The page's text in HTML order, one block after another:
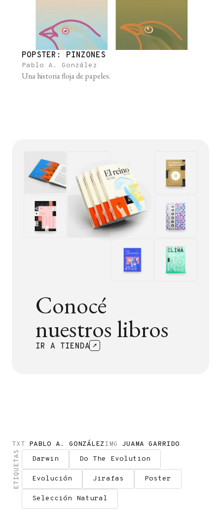
POPSTER: PINZONES
Pablo A. González
Una historia floja de papeles.
Conocé
nuestros libros
IR A TIENDA
TXT PABLO A. GONZÁLEZIMG JUAMA GARRIDO
ETIQUETAS Darwin Do The Evolution
Evolución Jirafas Poster
Selección Natural